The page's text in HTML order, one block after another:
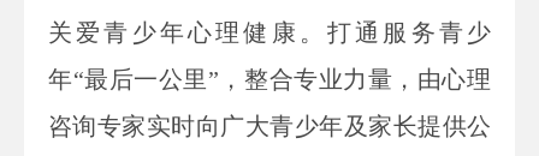
关爱青少年心理健康。打通服务青少
年“最后一公里”，整合专业力量，由心理
咨询专家实时向广大青少年及家长提供公